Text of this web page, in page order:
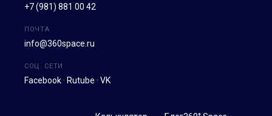
+7 (981) 881 00 42
ПОЧТА
info@360space.ru
СОЦ. СЕТИ
Facebook · Rutube · VK